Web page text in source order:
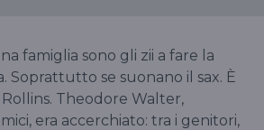
famiglia sono gli zii a fare la
Soprattutto se suonano il sax. È
Rollins. Theodore Walter,
era accerchiato: tra i genitori,